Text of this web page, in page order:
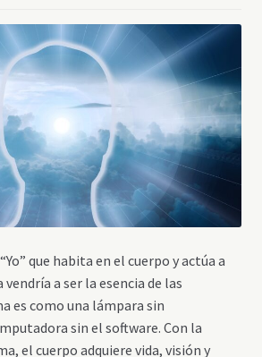
que habita en el cuerpo y actúa a
a ser la esencia de las
es como una lámpara sin
sin el software. Con la
el cuerpo adquiere vida, visión y